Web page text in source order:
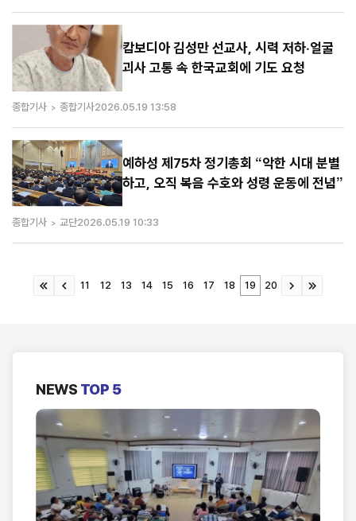
캄보디아 김성만 선교사, 시력 저하·얼굴
괴사 고통 속 한국교회에 기도 요청
종합기사 종합기사2026.05.19 13:58
예하성 제75차 정기총회 “악한 시대 분별
하고, 오직 복음 수호와 성령 운동에 전념”
종합기사 교단2026.05.19 10:33
11 12 13 14 15 16 17 18 19 20
NEWS TOP 5